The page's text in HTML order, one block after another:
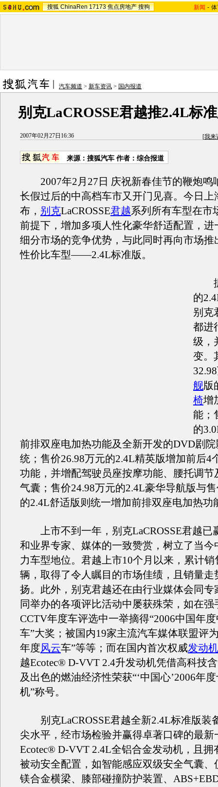
搜狐 ChinaRen 17173 焦点房地产 搜狗 新闻 -
汽车频道 > 新车资讯 > 国内报道
别克LaCROSSE君越推2.4L标
2007年02月27日16:36 [我来
来源：搜狐汽车 作者：综合报道
2007年2月27日 庆祝新春佳节的鞭炮鸣
长假过后的中高档车市又开门见喜。今日上
布， 别克LaCROSSE君越系列所有车型在市
前提下，增加多项人性化豪华舒适配置，进
细分市场的竞争优势，与此同时再向市场推
性价比车型——2.4L标准版。
据
的
别克
都进
级，
变。
舰版
椅增
能；
的
前排双座电加热功能及全新开发的DVD剧
统；售价26.98万元的2.4L精英版增加前后4
功能，并增配驾驶员座按摩功能、腰托调节
气囊；售价24.98万元的2.4L豪华导航版与
的2.4L舒适版则统一增加前排双座电加热功
上市不到一年，别克LaCROSSE君越已
和业界专家、媒体的一致赞赏，树立了当今
力车型地位。君越上市10个月以来，累计销
辆，取得了令人瞩目的市场佳绩，且销量走
扬。此外，别克君越还在由行业媒体会同专
同举办的各项评比活动中屡获殊荣，如在强
CCTV年度车评选中一举摘得“2006中国年
车”大奖；被国内19家主流汽车媒体联盟评
年度风云车”等等；而在国内首次权威发动机
越Ecotec® D-VVT 2.4升发动机凭借高科技
及出色的燃油经济性荣获“‘中国心’2006年
机”称号。
别克LaCROSSE君越全新2.4L标准版装
尖水平，经市场检验并赢得卓著口碑的最新
Ecotec® D-VVT 2.4L全铝合金发动机，且拥
被动安全配置，如智能感应双级安全气囊、
镁合金横梁、膝部碰撞防护装置、